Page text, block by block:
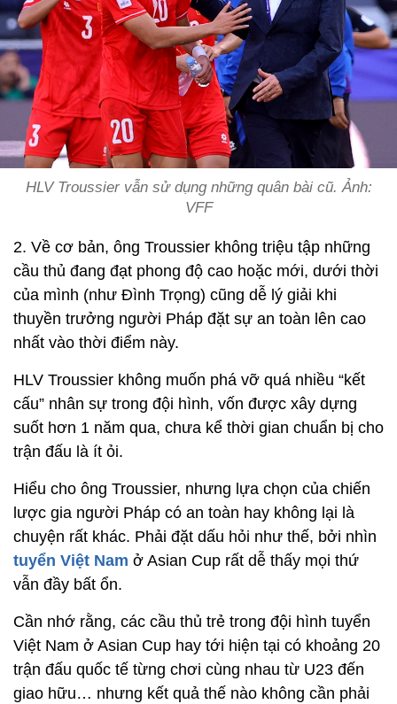
HLV Troussier vẫn sử dụng những quân bài cũ. Ảnh:
VFF
2. Về cơ bản, ông Troussier không triệu tập những
cầu thủ đang đạt phong độ cao hoặc mới, dưới thời
của mình (như Đình Trọng) cũng dễ lý giải khi
thuyền trưởng người Pháp đặt sự an toàn lên cao
nhất vào thời điểm này.
HLV Troussier không muốn phá vỡ quá nhiều “kết
cấu” nhân sự trong đội hình, vốn được xây dựng
suốt hơn 1 năm qua, chưa kể thời gian chuẩn bị cho
trận đấu là ít ỏi.
Hiểu cho ông Troussier, nhưng lựa chọn của chiến
lược gia người Pháp có an toàn hay không lại là
chuyện rất khác. Phải đặt dấu hỏi như thế, bởi nhìn
tuyển Việt Nam ở Asian Cup rất dễ thấy mọi thứ
vẫn đầy bất ổn.
Cần nhớ rằng, các cầu thủ trẻ trong đội hình tuyển
Việt Nam ở Asian Cup hay tới hiện tại có khoảng 20
trận đấu quốc tế từng chơi cùng nhau từ U23 đến
giao hữu… nhưng kết quả thế nào không cần phải